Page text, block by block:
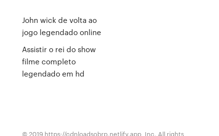
John wick de volta ao
jogo legendado online
Assistir o rei do show
filme completo
legendado em hd
© 2019 https://cdnloadsobrp.netlify.app, Inc. All rights